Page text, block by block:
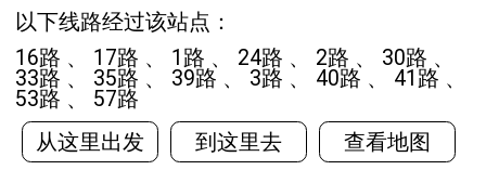
以下线路经过该站点：
16路 、 17路 、 1路 、 24路 、 2路 、 30路 、
33路 、 35路 、 39路 、 3路 、 40路 、 41路 、
53路 、 57路
从这里出发
到这里去 查看地图